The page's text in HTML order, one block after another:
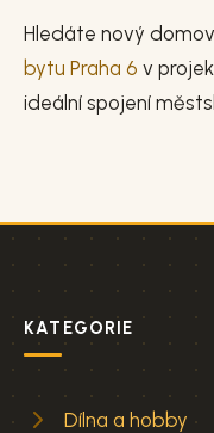
Hledáte nový
bytu Praha 6 v
ideální spojení
KATEGORIE
Dílna a hobby